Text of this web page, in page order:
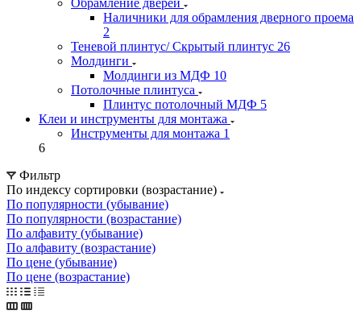
Наличники для обрамления дверного проема
2
Теневой плинтус/ Скрытый плинтус 26
Молдинги
Молдинги из МДФ 10
Потолочные плинтуса
Плинтус потолочный МДФ 5
Клеи и инструменты для монтажа
Инструменты для монтажа 1
6
Фильтр
По индексу сортировки (возрастание)
По популярности (убывание)
По популярности (возрастание)
По алфавиту (убывание)
По алфавиту (возрастание)
По цене (убывание)
По цене (возрастание)